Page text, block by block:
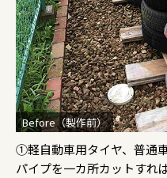
Before（製作前）
①軽自動車用タイヤ、普通
パイプを一カ所カットすれば